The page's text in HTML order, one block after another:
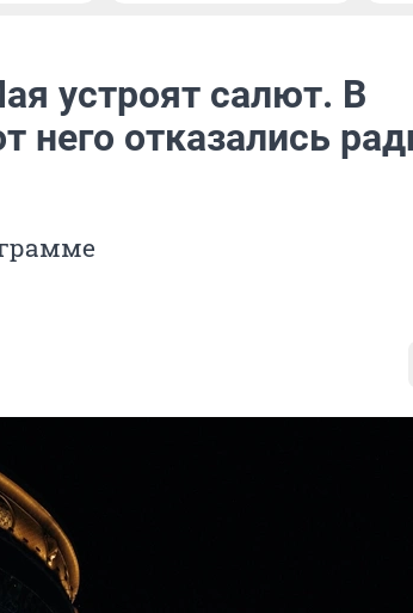
устроят салют. В
него отказались